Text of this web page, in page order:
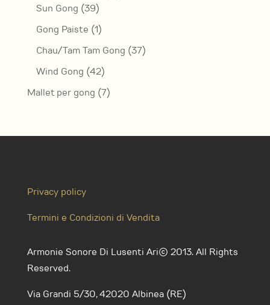
Sun Gong 3939
prodotti
Gong Paiste 11
prodotto
Chau/Tam Tam Gong 3737
Wind Gong 4242
prodotti
Mallet per gong 77
Privacy policy
Termini e Condizioni di Vendita
Armonie Sonore Di Lusenti Ari© 2013. All Rights
Reserved.
Via Grandi 5/30, 42020 Albinea (RE)